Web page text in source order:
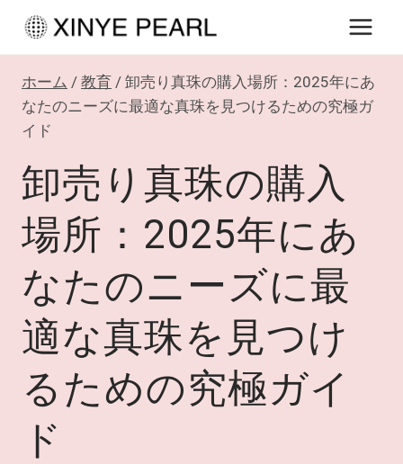
ホーム / 教育 / 卸売り真珠の購入場所：2025年にあ
なたのニーズに最適な真珠を見つけるための究極ガ
イド
卸売り真珠の購入
場所：2025年にあ
なたのニーズに最
適な真珠を見つけ
るための究極ガイ
ド